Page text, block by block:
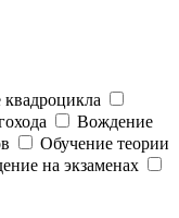
Вождение
Обучение теории
на экзаменах